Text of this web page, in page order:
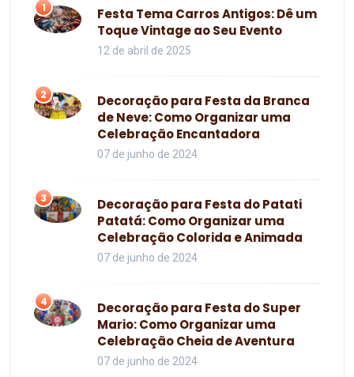
1
Festa Tema Carros Antigos: Dê um
Toque Vintage ao Seu Evento
12 de abril de 2025
2
Decoração para Festa da Branca
de Neve: Como Organizar uma
Celebração Encantadora
07 de junho de 2024
3
Decoração para Festa do Patati
Patatá: Como Organizar uma
Celebração Colorida e Animada
07 de junho de 2024
4
Decoração para Festa do Super
Mario: Como Organizar uma
Celebração Cheia de Aventura
07 de junho de 2024